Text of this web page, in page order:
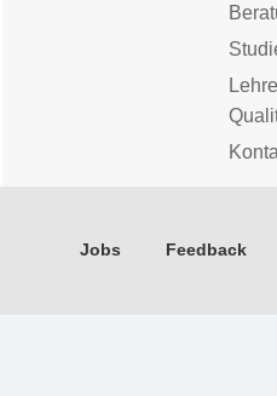
Jobs Feedback